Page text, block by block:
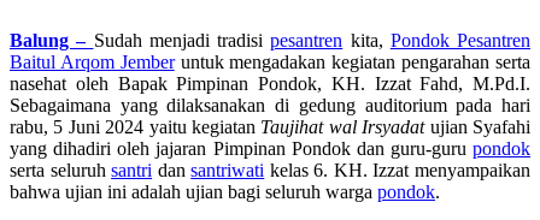
Balung – Sudah menjadi tradisipesantren kita, Pondok Pesantren
Baitul Arqom Jemberuntuk mengadakan kegiatan pengarahan serta
nasehat oleh Bapak Pimpinan Pondok, KH. Izzat Fahd, M.Pd.I.
Sebagaimana yang dilaksanakan di gedung auditorium pada hari
rabu, 5 Juni 2024 yaitu kegiatan Taujihat wal Irsyadatujian Syafahi
yang dihadiri oleh jajaran Pimpinan Pondok dan guru-guru pondok
serta seluruhsantri dansantriwati kelas 6. KH. Izzat menyampaikan
bahwa ujian ini adalah ujian bagi seluruh warga pondok.